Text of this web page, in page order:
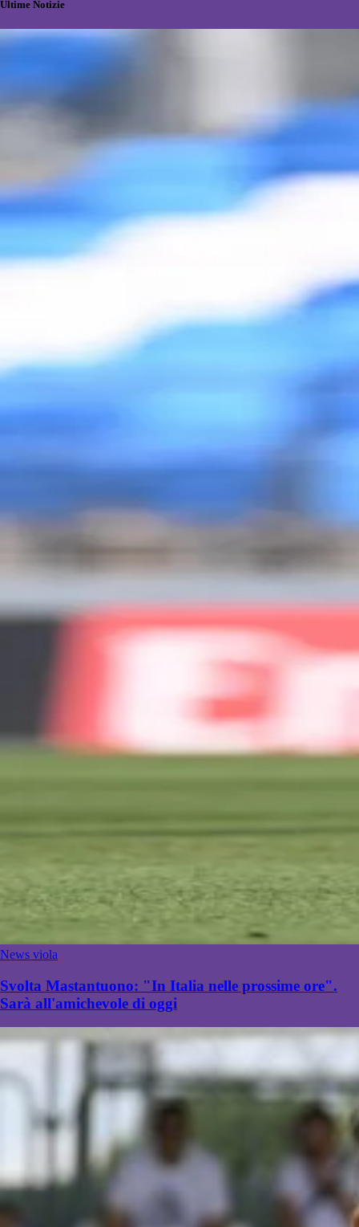
Ultime Notizie
News viola
Svolta Mastantuono: "In Italia nelle prossime ore".
Sarà all'amichevole di oggi